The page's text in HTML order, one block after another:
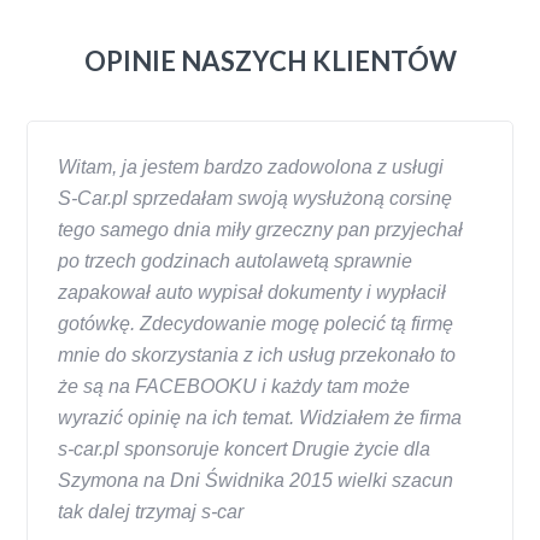
OPINIE NASZYCH KLIENTÓW
Witam, ja jestem bardzo zadowolona z usługi
S-Car.pl sprzedałam swoją wysłużoną corsinę
tego samego dnia miły grzeczny pan przyjechał
po trzech godzinach autolawetą sprawnie
zapakował auto wypisał dokumenty i wypłacił
gotówkę. Zdecydowanie mogę polecić tą firmę
mnie do skorzystania z ich usług przekonało to
że są na FACEBOOKU i każdy tam może
wyrazić opinię na ich temat. Widziałem że firma
s-car.pl sponsoruje koncert Drugie życie dla
Szymona na Dni Świdnika 2015 wielki szacun
tak dalej trzymaj s-car